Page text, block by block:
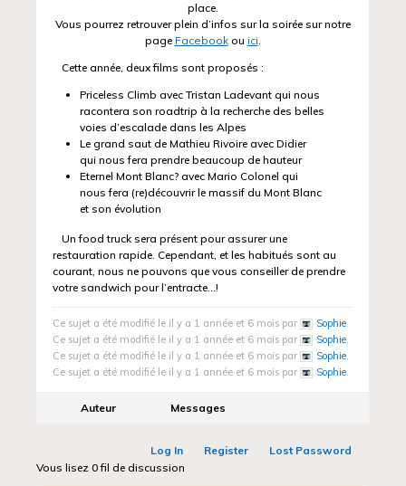
place.
Vous pourrez retrouver plein d’infos sur la soirée sur notre
page Facebook ou ici.
Cette année, deux films sont proposés :
Priceless Climb avec Tristan Ladevant qui nous
racontera son roadtrip à la recherche des belles
voies d’escalade dans les Alpes
Le grand saut de Mathieu Rivoire avec Didier
qui nous fera prendre beaucoup de hauteur
Eternel Mont Blanc? avec Mario Colonel qui
nous fera (re)découvrir le massif du Mont Blanc
et son évolution
Un food truck sera présent pour assurer une
restauration rapide. Cependant, et les habitués sont au
courant, nous ne pouvons que vous conseiller de prendre
votre sandwich pour l’entracte…!
Ce sujet a été modifié le il y a 1 année et 6 mois par Sophie.
Ce sujet a été modifié le il y a 1 année et 6 mois par
Sophie.
Ce sujet a été modifié le il y a 1 année et 6 mois par
Sophie.
Ce sujet a été modifié le il y a 1 année et 6 mois par
Sophie.
Auteur Messages
Log In Register
Lost Password
Vous lisez 0 fil de discussion